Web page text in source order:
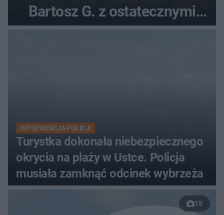
Bartosz G. z ostatecznymi
zarzutami
INTERWENCJA POLICJI
Turystka dokonała niebezpiecznego
okrycia na plaży w Ustce. Policja
musiała zamknąć odcinek wybrzeża
15